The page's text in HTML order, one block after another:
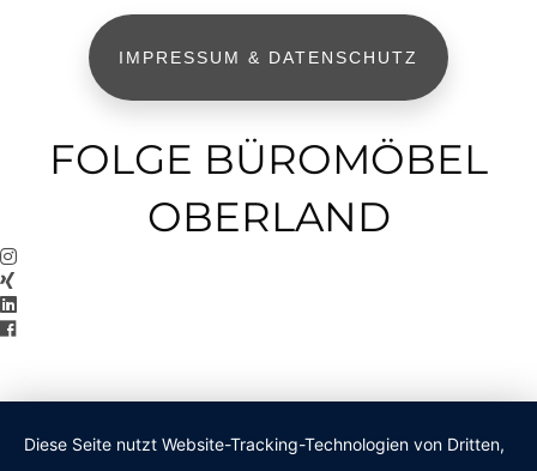
IMPRESSUM & DATENSCHUTZ
FOLGE BÜROMÖBEL
OBERLAND
Diese Seite nutzt Website-Tracking-Technologien von Dritten,